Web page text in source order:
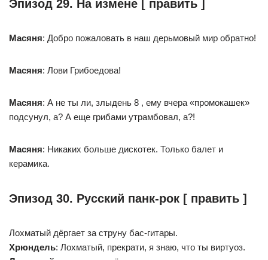
Эпизод 29. На измене [ править ]
Масяня: Добро пожаловать в наш дерьмовый мир обратно!
Масяня: Лови Грибоедова!
Масяня: А не ты ли, злыдень 8 , ему вчера «промокашек»
подсунул, а? А еще грибами утрамбовал, а?!
Масяня: Никаких больше дискотек. Только балет и
керамика.
Эпизод 30. Русский панк-рок [ править ]
Лохматый дёргает за струну бас-гитары.
Хрюндель: Лохматый, прекрати, я знаю, что ты виртуоз.